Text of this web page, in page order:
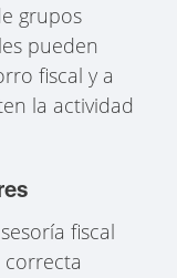
grupos
pueden
fiscal y a
la actividad
fiscal